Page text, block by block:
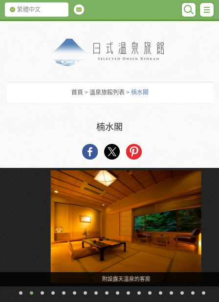
繁體中文
首頁 > 溫泉旅館列表 > 楠水閣
楠水閣
附設露天溫泉的客房